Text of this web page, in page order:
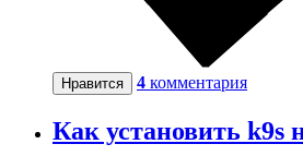
Нравится 4 комментария
Как установить k9s